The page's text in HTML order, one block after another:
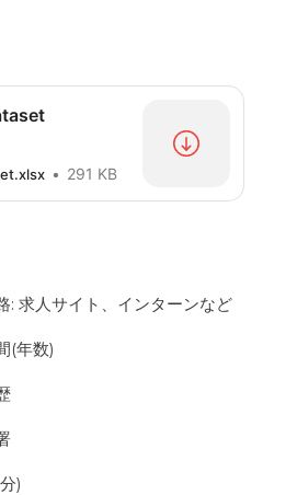
291 KB
: 求人サイト、インターンなど
(年数)
)